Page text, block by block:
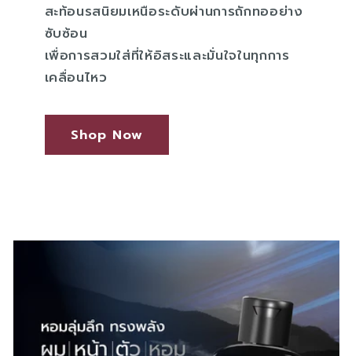
สะท้อนรสนิยมเหนือระดับผ่านการถักทออย่าง
ซับซ้อน
เพื่อการสวมใส่ที่ให้อิสระและมั่นใจในทุกการ
เคลื่อนไหว
Shop Now